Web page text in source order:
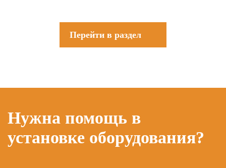
Перейти в раздел
Нужна помощь в
установке оборудования?